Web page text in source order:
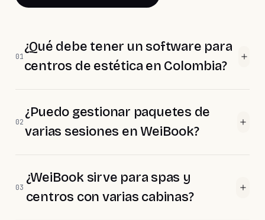
01
¿Qué debe tener un software para
centros de estética en Colombia?
02
¿Puedo gestionar paquetes de
varias sesiones en WeiBook?
03
¿WeiBook sirve para spas y
centros con varias cabinas?